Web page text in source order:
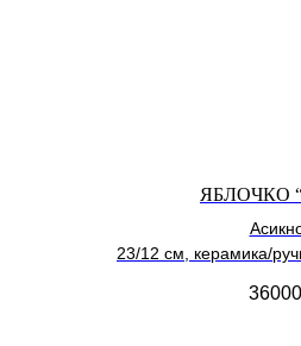
ЯБЛОЧКО
23/12 см, керамика/
36000